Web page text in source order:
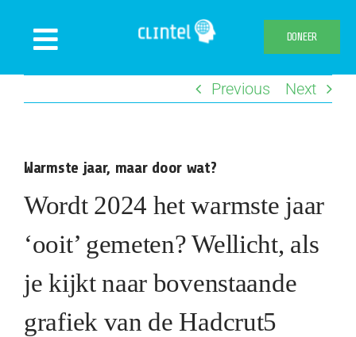
Toggle
Navigation
Publicaties
Clintel.org
Webshop
DONEER
Previous Next
Warmste jaar, maar door wat?
Wordt 2024 het warmste jaar
‘ooit’ gemeten? Wellicht, als
je kijkt naar bovenstaande
grafiek van de Hadcrut5